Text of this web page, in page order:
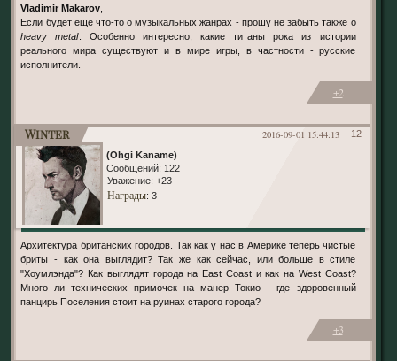
Vladimir Makarov
Если будет еще что-то о музыкальных жанрах - прошу не забыть также о
heavy metal. Особенно интересно, какие титаны рока из истории
реального мира существуют и в мире игры, в частности - русские
исполнители.
+2
12
2016-09-01 15:44:13
Winter
(Ohgi Kaname)
Сообщений: 122
Уважение: +23
Награды: 3
Архитектура британских городов. Так как у нас в Америке теперь чистые
бриты - как она выглядит? Так же как сейчас, или больше в стиле
"Хоумлэнда"? Как выглядят города на East Coast и как на West Coast?
Много ли технических примочек на манер Токио - где здоровенный
панцирь Поселения стоит на руинах старого города?
+3